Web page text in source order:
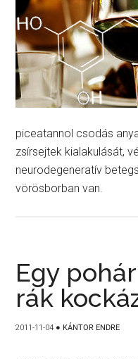
piceatannol csodás
zsírsejtek kialakulását,
neurodegeneratív
vörösborban van.
Egy
rák
2011-11-04 ● KÁNTOR ENDRE